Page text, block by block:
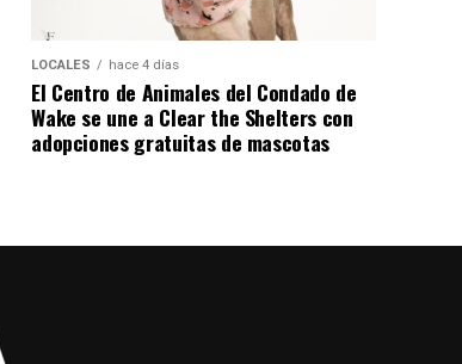
LOCALES hace 4 días
El Centro de Animales del Condado de
Wake se une a Clear the Shelters con
adopciones gratuitas de mascotas